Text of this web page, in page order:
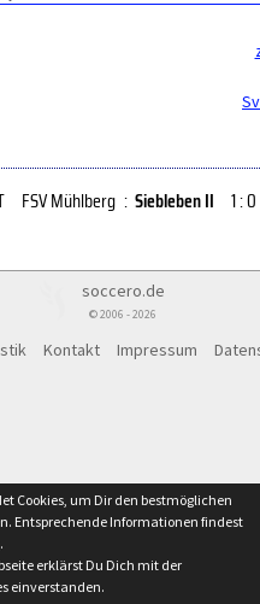
FSV Mühlberg : Siebleben II 1 : 0
soccero.de
© 2006 - 2026
Kontakt Impressum
Cookies, um Dir den bestmöglichen
Entsprechende Informationen findest
.
erklärst Du Dich mit der
einverstanden.